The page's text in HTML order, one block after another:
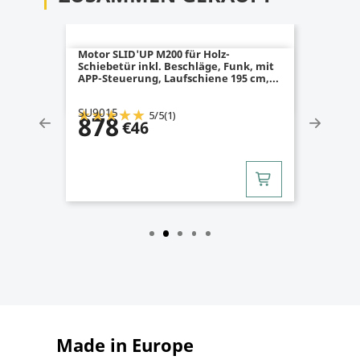
Motor SLID'UP M200 für Holz-
Schiebetür inkl. Beschläge, Funk, mit
APP-Steuerung, Laufschiene 195 cm,...
SU9015 5/5(1)
878€46
Made in Europe